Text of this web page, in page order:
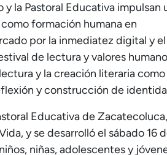
la Pastoral Educativa impulsan
formación humana en
por la inmediatez digital y el
de lectura y valores
y la creación literaria como
y construcción de
Educativa de
y se desarrolló el sábado 16
niñas, adolescentes y